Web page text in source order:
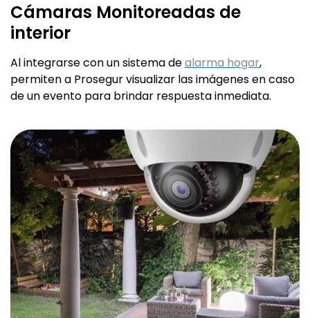
Cámaras Monitoreadas de
interior
Al integrarse con un sistema dealarma hogar,
permiten a Prosegur visualizar las imágenes en caso
de un evento para brindar respuesta inmediata.